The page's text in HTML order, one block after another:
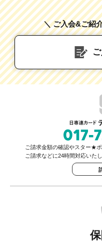
＼ ご入会&ご紹
ご請求金額の確認やスター★
ご請求などに24時間対応いたし